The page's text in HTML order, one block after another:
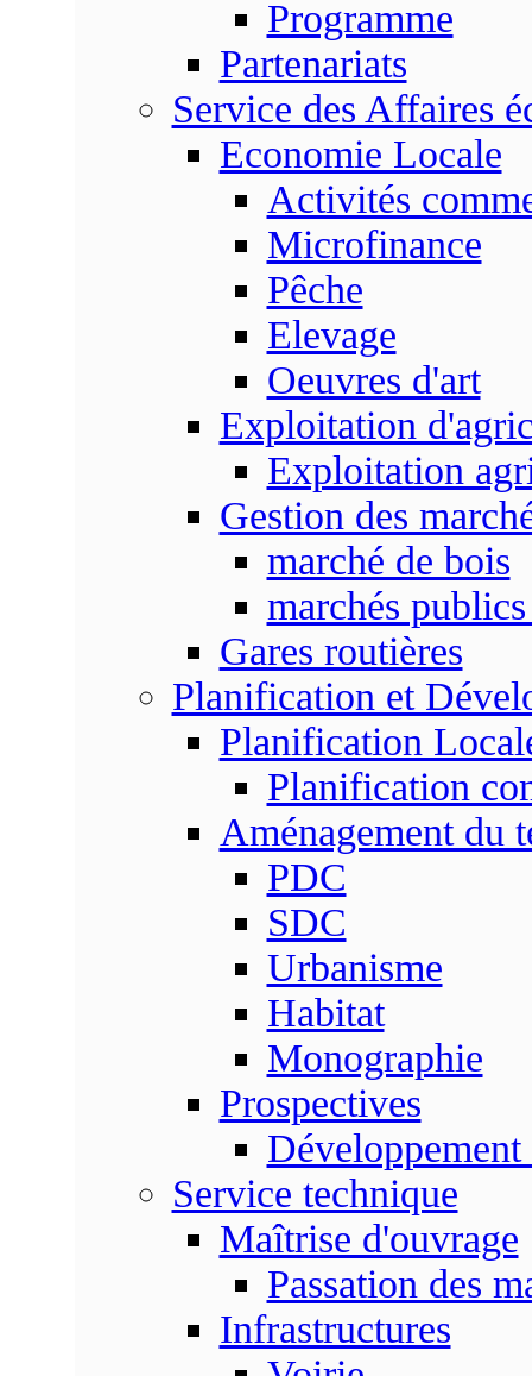
Programme
Partenariats
Service des Affaires
Economie Locale
Activités
Microfinance
Pêche
Elevage
Oeuvres d'art
Exploitation
Exploitation
Gestion des
marché de bois
marchés
Gares routières
Planification et
Planification
Planification
Aménagement du
PDC
SDC
Urbanisme
Habitat
Monographie
Prospectives
Développement
Service technique
Maîtrise d'ouvrage
Passation des
Infrastructures